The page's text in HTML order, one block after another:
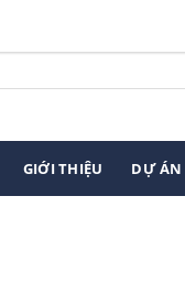
GIỚI THIỆU DỰ ÁN